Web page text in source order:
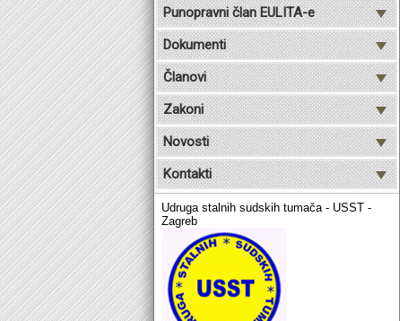
Punopravni član EULITA-e
Dokumenti
Članovi
Zakoni
Novosti
Kontakti
Udruga stalnih sudskih tumača - USST -
Zagreb